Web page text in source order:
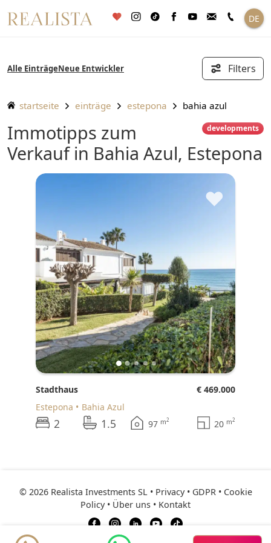
Inhalt
DE
Alle Einträge Neue Entwickler Filters
startseite einträge estepona bahia azul
developments
Immotipps zum
Verkauf in Bahia Azul, Estepona
♥
Stadthaus
€ 469.000
Estepona
Bahia Azul
2 1.5 97 m2 20 m2
© 2026 Realista Investments SL • Privacy • GDPR• Cookie
Policy• Über uns • Kontakt